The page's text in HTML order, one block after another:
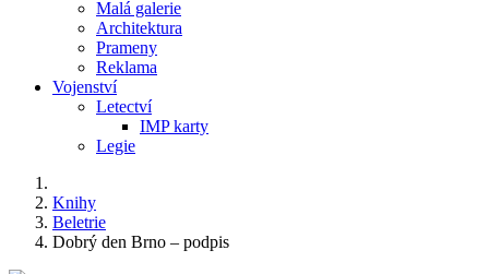
Malá galerie
Architektura
Prameny
Reklama
Vojenství
Letectví
IMP karty
Legie
Knihy
Beletrie
Dobrý den Brno – podpis